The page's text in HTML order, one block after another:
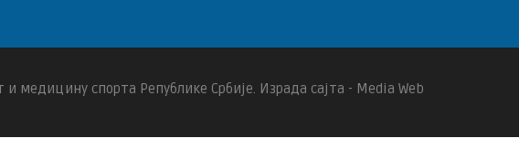
и медицину спорта Републике Србије. Израда сајта - Media Web